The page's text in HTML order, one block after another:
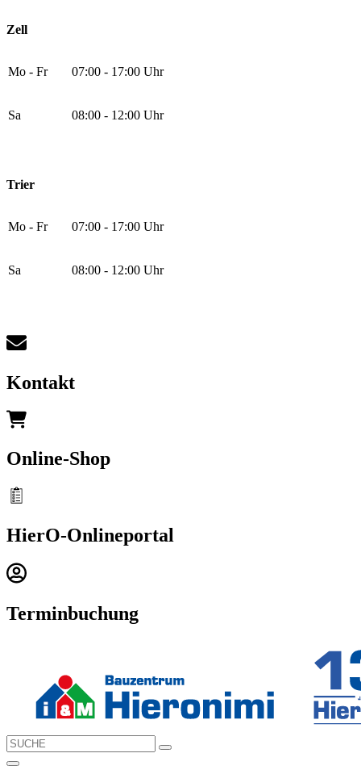
Zell
Mo - Fr 07:00 - 17:00 Uhr
Sa 08:00 - 12:00 Uhr
Trier
Mo - Fr 07:00 - 17:00 Uhr
Sa 08:00 - 12:00 Uhr
Kontakt
Online-Shop
HierO-Onlineportal
Terminbuchung